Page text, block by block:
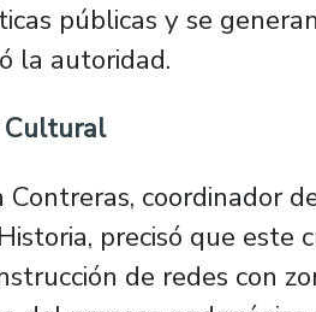
públicas y se
la autoridad.
Cultural
coordinador
precisó que este
de redes con